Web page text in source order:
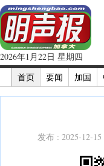
2026年1月22日 星期四
首页
要闻 加国
发布 : 2025-12-